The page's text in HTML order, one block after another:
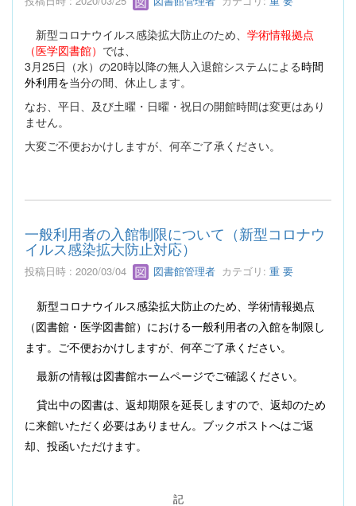
新型コロナウイルス感染拡大防止のため、 学術情報拠点
（医学図書館） では、
3月25日（水）の20時以降の無人入退館システムによる時間
外利用を当分の間、休止します。
なお、平日、及び土曜・日曜・祝日の開館時間は変更はあり
ません。
大変ご不便おかけしますが、何卒ご了承ください。
一般利用者の入館制限について（新型コロナウ
イルス感染拡大防止対応）
投稿日時 : 2020/03/04 図書館管理者 カテゴリ: 重 要
新型コロナウイルス感染拡大防止のため、学術情報拠点
（図書館・医学図書館）における一般利用者の入館を制限し
ます。ご不便おかけしますが、何卒ご了承ください。
最新の情報は図書館ホームページでご確認ください。
貸出中の図書は、返却期限を延長しますので、返却のため
に来館いただく必要はありません。ブックポストへはご返
却、投函いただけます。
記